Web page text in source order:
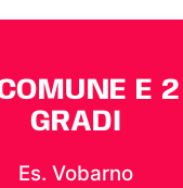
E 2
GRADI
Es. Vobarno